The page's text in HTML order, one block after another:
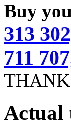
Buy
313
711
Actual